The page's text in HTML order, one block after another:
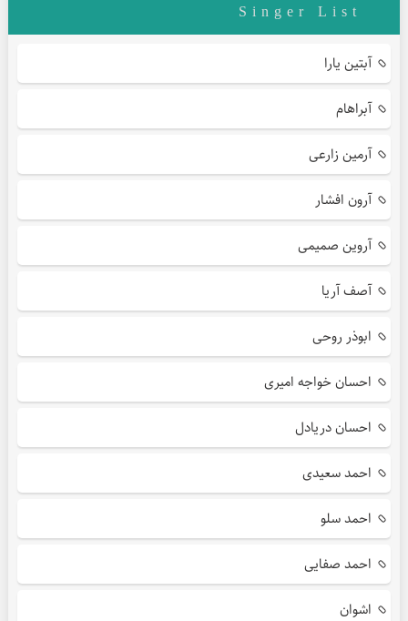
Singer List
آبتین یارا
آبراهام
آرمین زارعی
آرون افشار
آروین صمیمی
آصف آریا
ابوذر روحی
احسان خواجه امیری
احسان دریادل
احمد سعیدی
احمد سلو
احمد صفایی
اشوان